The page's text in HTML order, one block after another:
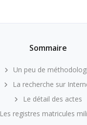
Sommaire
Un peu de
La recherche sur
Le détail des actes
Les registres matricules